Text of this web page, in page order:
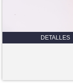
DETALLES